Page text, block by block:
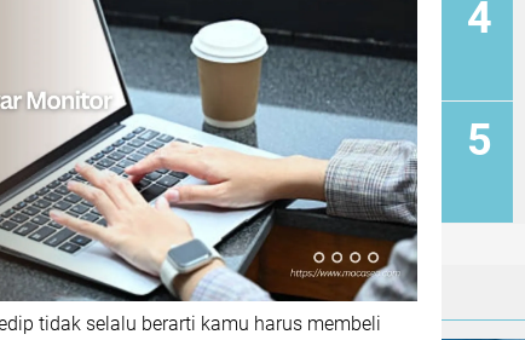
tidak selalu berarti kamu harus membeli